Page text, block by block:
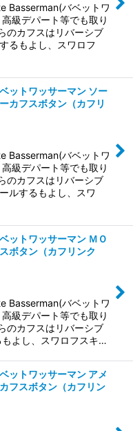
Basserman(バベットワ
級デパート等でも取り
のカフスはリバーシブ
るもよし、スワロフ
ットワッサーマン ソー
カフスボタン（カフリ
Basserman(バベットワ
級デパート等でも取り
のカフスはリバーシブ
ルするもよし、スワ
ットワッサーマン ＭＯ
ボタン（カフリンク
Basserman(バベットワ
級デパート等でも取り
のカフスはリバーシブ
よし、スワロフスキ…
ットワッサーマン アメ
フスボタン（カフリン